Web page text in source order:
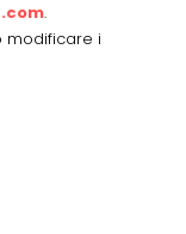
.
modificare i